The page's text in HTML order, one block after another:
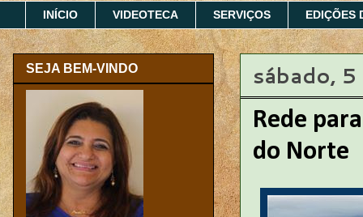
INÍCIO VIDEOTECA SERVIÇOS EDIÇÕES
sábado,
Rede
do Norte
SEJA BEM-VINDO